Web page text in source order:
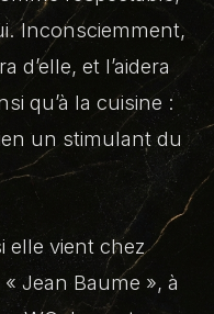
Inconsciemment,
d’elle, et l’aidera
qu’à la cuisine :
un stimulant du
elle vient chez
Jean Baume », à